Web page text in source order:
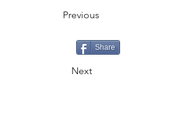
Previous
Share
Next